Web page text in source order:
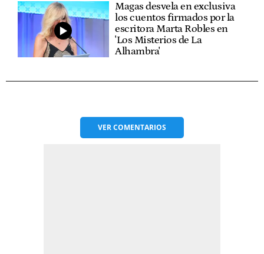
Magas desvela en exclusiva
los cuentos firmados por la
escritora Marta Robles en
'Los Misterios de La
Alhambra'
VERCOMENTARIOS